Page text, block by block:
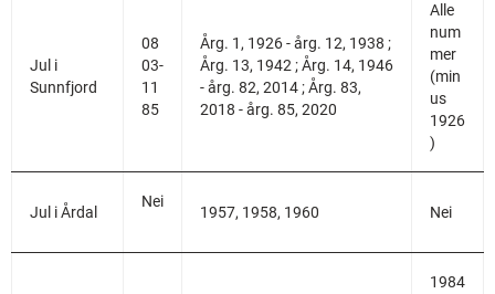
Jul i
Sunnfjord
08
03-
11
85
Årg. 1, 1926 - årg. 12, 1938 ;
Årg. 13, 1942 ; Årg. 14, 1946
- årg. 82, 2014 ; Årg. 83,
2018 - årg. 85, 2020
Alle
num
mer
(min
us
1926
)
Jul i Årdal
Nei
1957, 1958, 1960 Nei
1984